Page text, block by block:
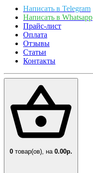
Написать в Telegram
Написать в Whatsapp
Прайс-лист
Оплата
Отзывы
Статьи
Контакты
0 товар(ов), на 0.00р.